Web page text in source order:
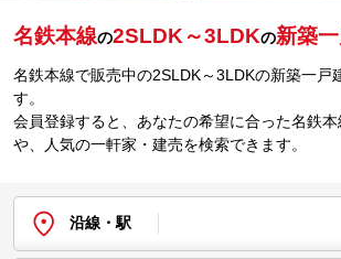
名鉄本線の2SLDK～3LDKの新築
名鉄本線で販売中の2SLDK～3LDKの新築一戸
す。
会員登録すると、あなたの希望に合った名鉄
や、人気の一軒家・建売を検索できます。
沿線・駅